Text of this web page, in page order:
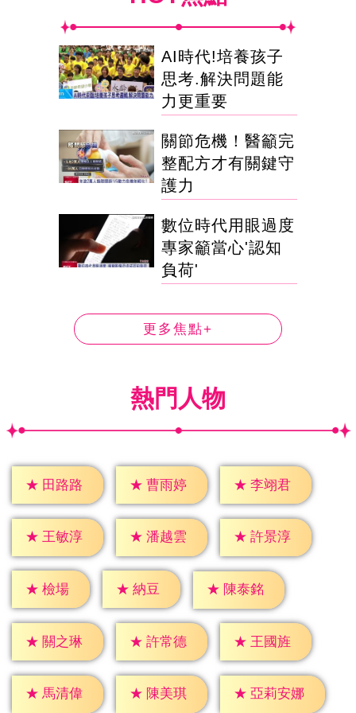
AI時代!培養孩子
思考.解決問題能
力更重要
關節危機！醫籲完
整配方才有關鍵守
護力
數位時代用眼過度
專家籲當心'認知
負荷'
更多焦點+
熱門人物
★ 田路路 ★ 曹雨婷 ★ 李翊君
★ 王敏淳 ★ 潘越雲 ★ 許景淳
★ 檢場 ★ 納豆 ★ 陳泰銘
★ 關之琳 ★ 許常德 ★ 王國旌
★ 馬清偉 ★ 陳美琪 ★ 亞莉安娜